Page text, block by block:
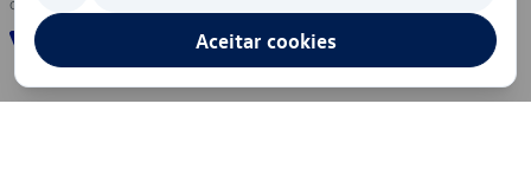
Aceitar cookies